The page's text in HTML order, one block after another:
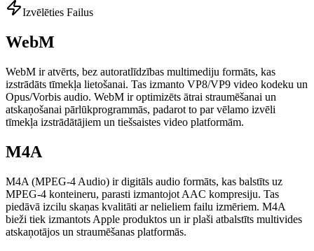
Izvēlēties Failus
WebM
WebM ir atvērts, bez autoratlīdzības multimediju formāts, kas
izstrādāts tīmekļa lietošanai. Tas izmanto VP8/VP9 video kodeku un
Opus/Vorbis audio. WebM ir optimizēts ātrai straumēšanai un
atskaņošanai pārlūkprogrammās, padarot to par vēlamo izvēli
tīmekļa izstrādātājiem un tiešsaistes video platformām.
M4A
M4A (MPEG-4 Audio) ir digitāls audio formāts, kas balstīts uz
MPEG-4 konteineru, parasti izmantojot AAC kompresiju. Tas
piedāvā izcilu skaņas kvalitāti ar nelieliem failu izmēriem. M4A
bieži tiek izmantots Apple produktos un ir plaši atbalstīts multivides
atskaņotājos un straumēšanas platformās.